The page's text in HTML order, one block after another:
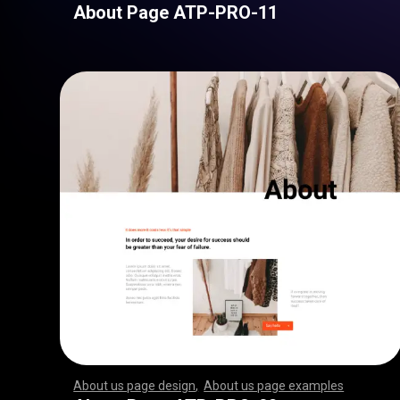
About Page ATP-PRO-11
About us page design ,About us page examples
,,,,,,,,,,,,,,,,,,,,,,,, ,,,,,,,,,,,,,,,,,,,,,,,,,,,
,,,,,,,,,,,,,,,,,,,,,,,, ,,,,,,,,,,,,,,,,,,,,,,,,,,,
,,,,,,,,,,,,,,,,,,,,,,,, ,,,,,,,,,,,,,,,,,,,,,,,,,,,
,,,,,,,,,,,,,,,,,,,,,,,, ,,,,,,,,,,,,,,,,,,,,,,,,,,,
,,,,,,,,,,,,,,,,,,,,,,,, ,,,,,,,,,,,,,,,,,,,,,,,,,,,
,,,,,,,,,,,,,,,,,,,,,,,, ,,,,,,,,,,,,,,,,,,,,,,,,,,,
,,,,,,,,,,,,,,,,,,,,,,,, ,,,,,,,,,,,,,,,,,,,,,,,,,,,
,,,,,,,,,,,,,,,,,,,,,,,, ,,,,,,,,,,,,,,,,,,,,,,,,,,,
,,